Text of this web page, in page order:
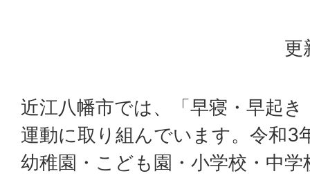
更
近江八幡市では、「早寝・早起
運動に取り組んでいます。令和3
幼稚園・こども園・小学校・中